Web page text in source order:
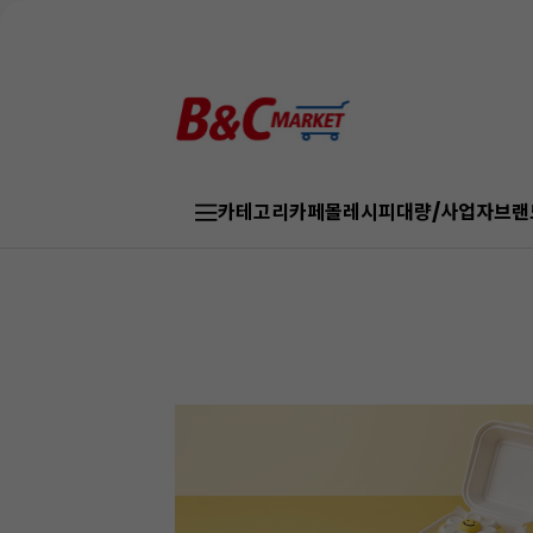
카테고리카페몰레시피대량/사업자브